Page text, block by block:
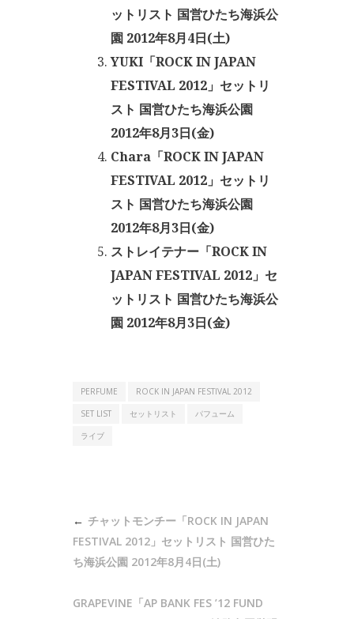
ットリスト 国営ひたち海浜公
園 2012年8月4日(土)
YUKI「ROCK IN JAPAN
FESTIVAL 2012」セットリ
スト 国営ひたち海浜公園
2012年8月3日(金)
Chara「ROCK IN JAPAN
FESTIVAL 2012」セットリ
スト 国営ひたち海浜公園
2012年8月3日(金)
ストレイテナー「ROCK IN
JAPAN FESTIVAL 2012」セ
ットリスト 国営ひたち海浜公
園 2012年8月3日(金)
PERFUME
ROCK IN JAPAN FESTIVAL 2012
SET LIST
セットリスト
パフューム
ライブ
チャットモンチー「ROCK IN JAPAN
FESTIVAL 2012」セットリスト 国営ひた
ち海浜公園 2012年8月4日(土)
GRAPEVINE「AP BANK FES ’12 FUND